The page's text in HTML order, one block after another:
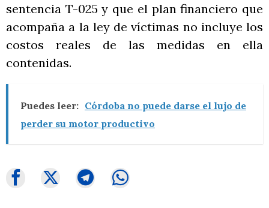
sentencia T-025 y que el plan financiero que
acompaña a la ley de víctimas no incluye los
costos reales de las medidas en ella
contenidas.
Puedes leer: Córdoba no puede darse el lujo de
perder su motor productivo